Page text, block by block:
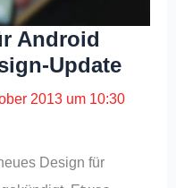
Android
Update
2013 um 10:30
Design für